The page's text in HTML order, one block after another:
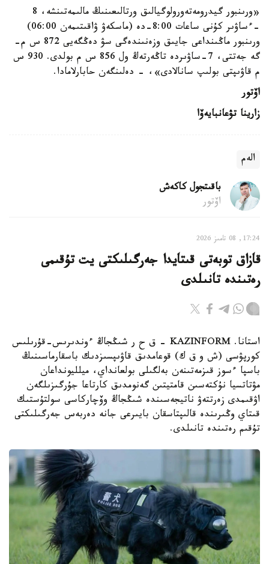
«ورىنبور گيدرومەتەورولوگيالىق ورتالىعىنىڭ مالىمەتىنشە، 8
-ءساۋىر كۇنى ساعات 8:00-دە (ماسكەۋ ۋاقىتىمەن 06:00)
ورىنبور ماڭىنداعى جايىق وزەنىندەگى سۋ دەڭگەيى 872 س م-
گە جەتتى، 7-ساۋىردە تاڭەرتەڭ ول 856 س م بولدى. 930 س
م قاۋىپتى بولىپ سانالادى»، - دەلىنگەن حابارلامادا.
اۆتور
زارينا تۋعانبايەۆا
الەم
باقىتجول كاكەش
اۆتور
17:24, 08 تامىز 2026
قازاق توبەتى قىتايدا جەرگىلىكتى يت تۇقىمى
رەتىندە تانىلدى
استانا. KAZINFORM – ق ح ر شىڭجاڭ ءوندىرىس-قۇرىلىس
كورپۋسى (ش و ق ك) قوعامدىق قاۋىپسىزدىك باسقارماسىنىڭ
باسپا ءسوز قىزمەتىنەن بەلگىلى بولعانداي، ميلليونداعان
مۋتاتسيا نۇكتەسىن قامتيتىن گەنومدىق كارتاعا جۇرگىزىلگەن
اۋقىمدى زەرتتەۋ ناتيجەسىندە شىڭجاڭ وۆچاركاسى سولتۇستىك
قىتاي وڭىرىندە قالىپتاسقان بايىرعى جانە دەربەس جەرگىلىكتى
تۇقىم رەتىندە تانىلدى.